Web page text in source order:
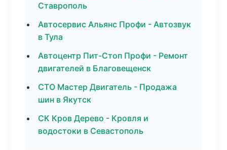
Ставрополь
Автосервис Альянс Профи - Автозвук
в Тула
Автоцентр Пит-Стоп Профи - Ремонт
двигателей в Благовещенск
СТО Мастер Двигатель - Продажа
шин в Якутск
СК Кров Дерево - Кровля и
водостоки в Севастополь